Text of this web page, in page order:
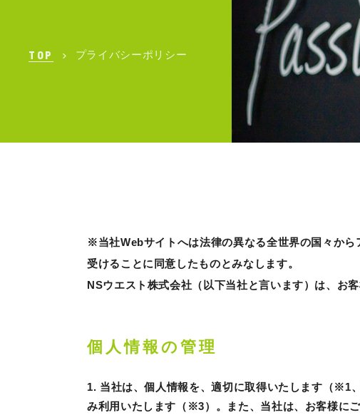
TOP プライバシーポリシー
※当社Webサイトへは法律の異なる全世界の国々か
受けることに同意したものとみなします。
NSウエスト株式会社（以下当社と言います）は、お
個人情報の管理
1. 当社は、個人情報を、適切に取得いたします（※1
み利用いたします（※3）。また、当社は、お客様に